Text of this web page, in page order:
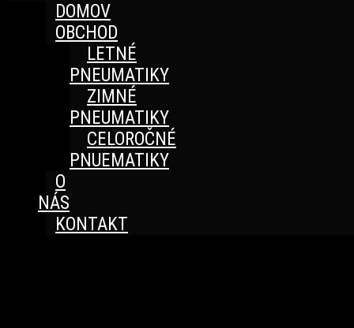
DOMOV
OBCHOD
LETNÉ
PNEUMATIKY
ZIMNÉ
PNEUMATIKY
CELOROČNÉ
PNUEMATIKY
O
NÁS
KONTAKT